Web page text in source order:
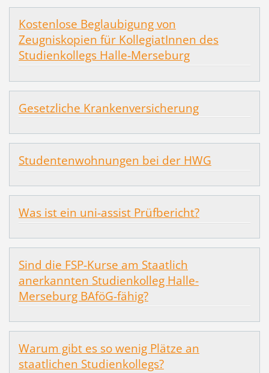
Kostenlose Beglaubigung von
Zeugniskopien für KollegiatInnen des
Studienkollegs Halle-Merseburg
Gesetzliche Krankenversicherung
Studentenwohnungen bei der HWG
Was ist ein uni-assist Prüfbericht?
Sind die FSP-Kurse am Staatlich
anerkannten Studienkolleg Halle-
Merseburg BAföG-fähig?
Warum gibt es so wenig Plätze an
staatlichen Studienkollegs?